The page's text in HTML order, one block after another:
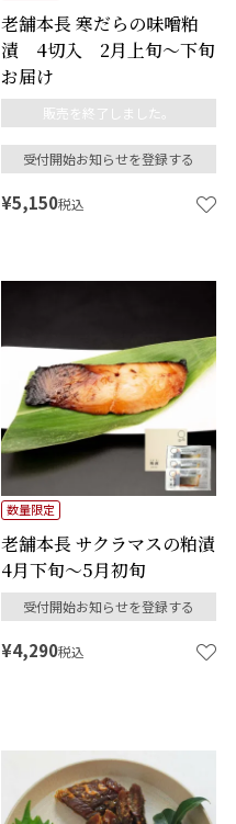
老舗本長 寒だらの味噌粕
漬 4切入 2月上旬～下旬
お届け
販売を終了しました。
受付開始お知らせを登録する
¥5,150税込
老舗本長 サクラマスの粕漬
4月下旬～5月初旬
数量限定
受付開始お知らせを登録する
¥4,290税込